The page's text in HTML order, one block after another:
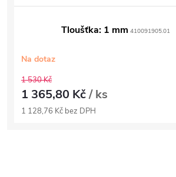
Tloušťka: 1 mm 410091905.01
Na dotaz
1 530 Kč
1 365,80 Kč/ ks
1 128,76 Kč bez DPH